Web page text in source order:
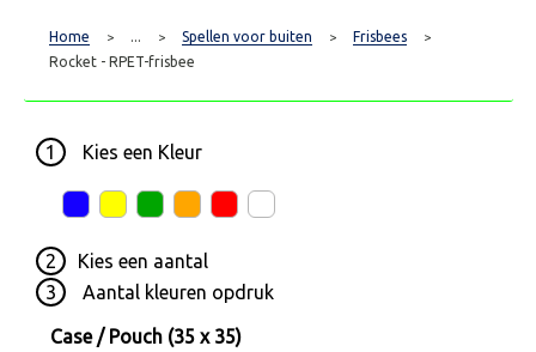
Home > ... > Spellen voor buiten > Frisbees >
Rocket - RPET-frisbee
1 Kies een Kleur
2 Kies een aantal
3
Aantal kleuren opdruk
Case / Pouch (35 x 35)